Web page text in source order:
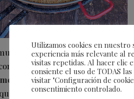
ya sea privado o
protagonista. ¿Qué tal uno
se lleva al lugar del evento
la barbacoa-. Un espectáculo
Utilizamos cookies en
experiencia más relevante al
visitas repetidas. Al hacer clic
consiente el uso de TODAS
visitar "Configuración de
consentimiento controlado.